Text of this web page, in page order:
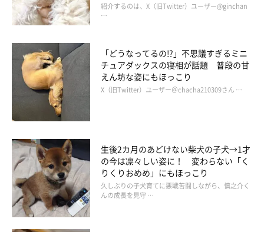
それから3年、店員さんと偶然の再会
紹介するのは、X（旧Twitter）ユーザー@ginchan
…
「どうなってるの!?」不思議すぎるミニ
チュアダックスの寝相が話題 普段の甘
えん坊な姿にもほっこり
X（旧Twitter）ユーザー＠chacha210309さん …
生後2カ月のあどけない柴犬の子犬→1才
の今は凛々しい姿に！ 変わらない「く
りくりおめめ」にもほっこり
久しぶりの子犬育てに悪戦苦闘しながら、慎之介く
んの成長を見守 …